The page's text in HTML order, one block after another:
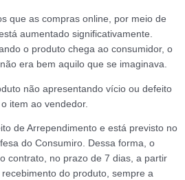
que as compras online, por meio de
aumentado significativamente.
o produto chega ao consumidor, o
era bem aquilo que se imaginava.
não apresentando vício ou defeito
item ao vendedor.
de Arrependimento e está previsto no
do Consumiro. Dessa forma, o
contrato, no prazo de 7 dias, a partir
do produto, sempre a